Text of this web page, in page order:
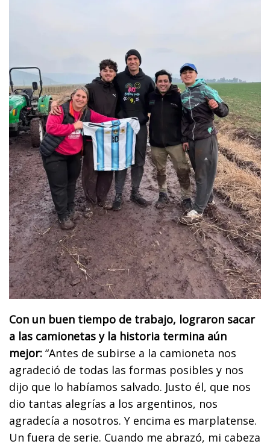
Con un buen tiempo de trabajo, lograron sacar
a las camionetas y la historia termina aún
mejor: “Antes de subirse a la camioneta nos
agradeció de todas las formas posibles y nos
dijo que lo habíamos salvado. Justo él, que nos
dio tantas alegrías a los argentinos, nos
agradecía a nosotros. Y encima es marplatense.
Un fuera de serie. Cuando me abrazó, mi cabeza